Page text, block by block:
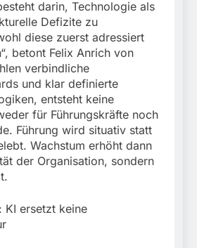
darin, Technologie als
Defizite zu
diese zuerst adressiert
betont Felix Anrich von
verbindliche
und klar definierte
entsteht keine
für Führungskräfte noch
Führung wird situativ statt
Wachstum erhöht dann
der Organisation, sondern
KI ersetzt keine